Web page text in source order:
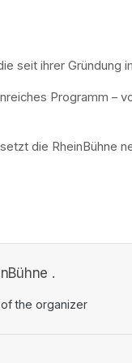
seit ihrer
Programm –
die RheinBühne
.
the organizer